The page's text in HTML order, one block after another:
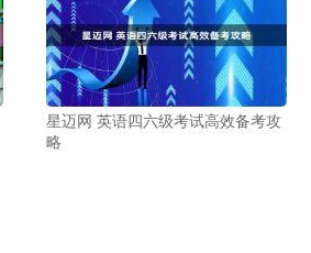
星迈网 英语四六级考试高效备考攻
略